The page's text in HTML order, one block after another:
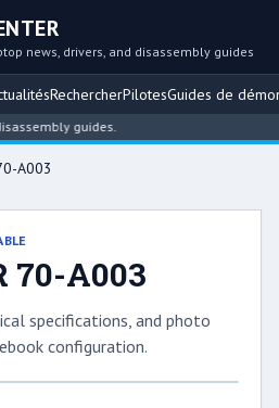
news, drivers, and disassembly guides
RechercherPilotesGuides de
guides.
A003
70-A003
specifications, and photo
configuration.